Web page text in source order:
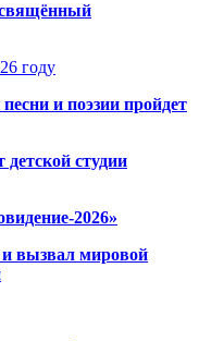
году
и поэзии пройдет
студии
2026»
и вызвал мировой